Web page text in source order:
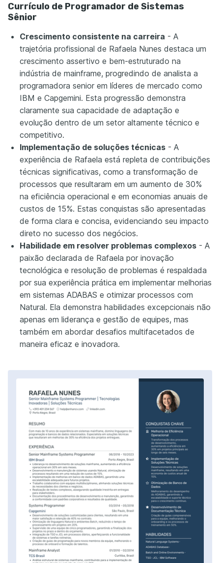
Currículo de Programador de Sistemas
Sênior
Crescimento consistente na carreira - A
trajetória profissional de Rafaela Nunes destaca um
crescimento assertivo e bem-estruturado na
indústria de mainframe, progredindo de analista a
programadora senior em líderes de mercado como
IBM e Capgemini. Esta progressão demonstra
claramente sua capacidade de adaptação e
evolução dentro de um setor altamente técnico e
competitivo.
Implementação de soluções técnicas - A
experiência de Rafaela está repleta de contribuições
técnicas significativas, como a transformação de
processos que resultaram em um aumento de 30%
na eficiência operacional e em economias anuais de
custos de 15%. Estas conquistas são apresentadas
de forma clara e concisa, evidenciando seu impacto
direto no sucesso dos negócios.
Habilidade em resolver problemas complexos - A
paixão declarada de Rafaela por inovação
tecnológica e resolução de problemas é respaldada
por sua experiência prática em implementar melhorias
em sistemas ADABAS e otimizar processos com
Natural. Ela demonstra habilidades excepcionais não
apenas em liderança e gestão de equipes, mas
também em abordar desafios multifacetados de
maneira eficaz e inovadora.